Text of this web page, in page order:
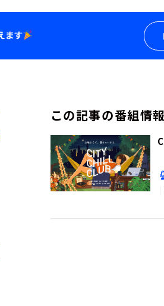
この記事の番組情報